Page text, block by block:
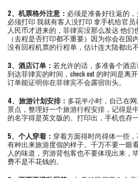
2、机票格外注意： 必须是准备好往返的
必须打印 我就有客人没打印 拿手机给官
人民币才进来的，菲律宾没那么发达 他
（去程是否打印都不重要）因为你会在国
没有回程机票的行程单，估计连大陆都出不
3、酒店订单： 若允许的话，多准备个酒
到达菲律宾的时间，check out 的时间是离
订单能证明你在菲律宾不会露宿街头。
4、旅游计划安排： 多花半小时，自己在
景点，整理好一个旅游行程安排，记得是
的名字得是英文版的。打印出，手机也存一
5、个人穿着： 穿着方面得时尚得体一些
有种出来旅游度假的样子。千万不要一眼
人的味道，穷游背包客也不要体现出来，
费不是不花钱的。